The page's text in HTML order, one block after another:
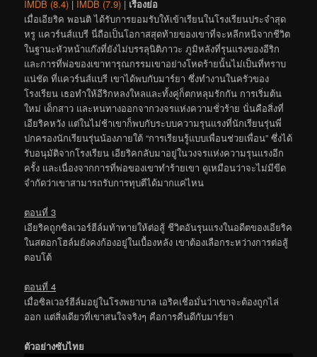
IMDB (8.4) | IMDB (7.9) | เรื่องย่อ
เมื่อเอียริค พอนติ ได้รับการยอมรับให้เข้าเรียนในโรงเรียนประจำสุด
หรู แควร์นส์แบรี นี่ถือเป็นโอกาสสุดท้ายของเขาที่จะหลีกหนีจากชีวิต
ในฐานะหัวหน้าแก๊งที่ยังไม่บรรลุนิติภาวะ ภูมิหลังที่รุนแรงของอีริก
และการที่พ่อของเขาทารุณกรรมเขาอย่างโหดร้ายนั้นไม่เป็นที่ทราบ
แน่ชัด ที่แควร์นส์แบรี เขาได้พบกับมาร์ยา ซึ่งทำงานในครัวของ
โรงเรียน เธอทำให้อีริกหลงใหลและทั้งคู่ก็ตกหลุมรักกัน การเริ่มต้น
ใหม่ เด็กสาว และหนทางออกจากวงจรแห่งความชั่วร้าย นั่นคือสิ่งที่
เอียริคหวัง แต่ในไม่ช้าเขาก็พบกับระบบความรุนแรงที่นักเรียนรุ่นพี่
ปกครองนักเรียนรุ่นน้องภายใต้ “การเรียนรู้แบบเพื่อนช่วยเพื่อน” ซึ่งได้
รับอนุมัติจากโรงเรียน เอียริคกลับมาอยู่ในวงจรแห่งความรุนแรงอีก
ครั้ง และเนื่องจากการที่พ่อของเขาทำร้ายเขา ดูเหมือนว่าจะไม่มีขีด
จำกัดว่าเขาสามารถรับการทุบตีได้มากแค่ไหน
ตอนที่ 3
เอียริคถูกซิลเวอร์ฮีล์มท้าทายให้ต่อสู้ ชีวิตอันรุนแรงในอดีตของเอียริค
ในสตอกโฮล์มยังคงก้องอยู่ในเบื้องหลัง เขาต้องเลือกระหว่างการต่อสู้
ตอบโต้
ตอนที่ 4
เมื่อซิลเวอร์ฮีล์มอยู่ในโรงพยาบาล เอริคเชื่อมั่นว่าเขาจะต้องถูกไล่
ออก แต่สิ่งเดียวที่เขาสนใจจริงๆ คือการคืนดีกับมาร์ยา
ตัวอย่างซับไทย